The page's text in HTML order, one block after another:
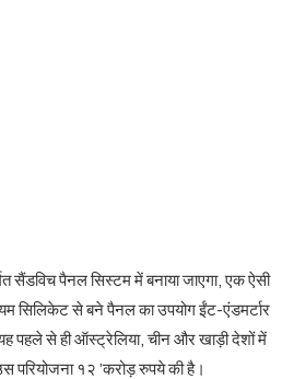
सैंडविच पैनल सिस्टम में बनाया जाएगा, एक ऐसी
सिलिकेट से बने पैनल का उपयोग ईंट-एंडमर्टार
यह पहले से ही ऑस्ट्रेलिया, चीन और खाड़ी देशों में
परियोजना १२ ’करोड़ रुपये की है।